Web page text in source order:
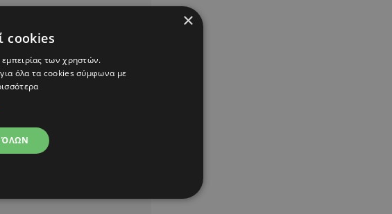
×
cookies
των χρηστών.
όλα τα cookies σύμφωνα με